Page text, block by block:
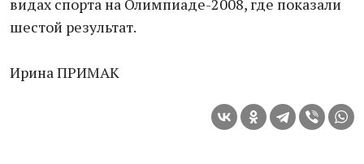
видах спорта на Олимпиаде-2008, где показали
шестой результат.
Ирина ПРИМАК